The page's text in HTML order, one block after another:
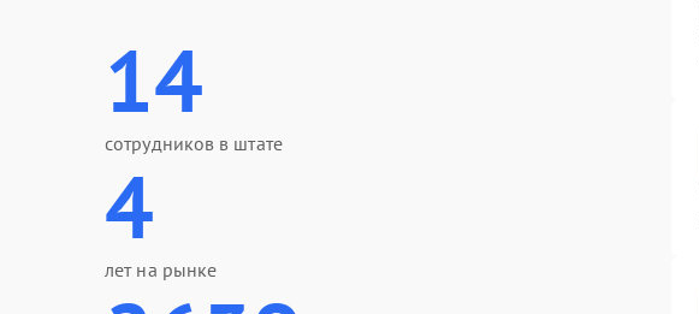
14
сотрудников в штате
4
лет на рынке